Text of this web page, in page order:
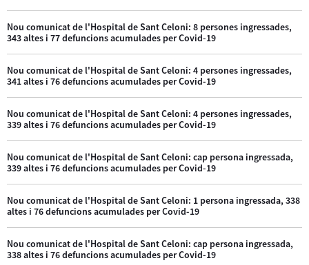
Nou comunicat de l'Hospital de Sant Celoni: 8 persones ingressades,
343 altes i 77 defuncions acumulades per Covid-19
Nou comunicat de l'Hospital de Sant Celoni: 4 persones ingressades,
341 altes i 76 defuncions acumulades per Covid-19
Nou comunicat de l'Hospital de Sant Celoni: 4 persones ingressades,
339 altes i 76 defuncions acumulades per Covid-19
Nou comunicat de l'Hospital de Sant Celoni: cap persona ingressada,
339 altes i 76 defuncions acumulades per Covid-19
Nou comunicat de l'Hospital de Sant Celoni: 1 persona ingressada, 338
altes i 76 defuncions acumulades per Covid-19
Nou comunicat de l'Hospital de Sant Celoni: cap persona ingressada,
338 altes i 76 defuncions acumulades per Covid-19